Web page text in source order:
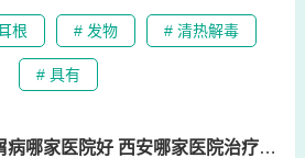
根 # 发物 # 清热解毒
# 具有
家医院好 西安哪家医院治疗银屑病比较好